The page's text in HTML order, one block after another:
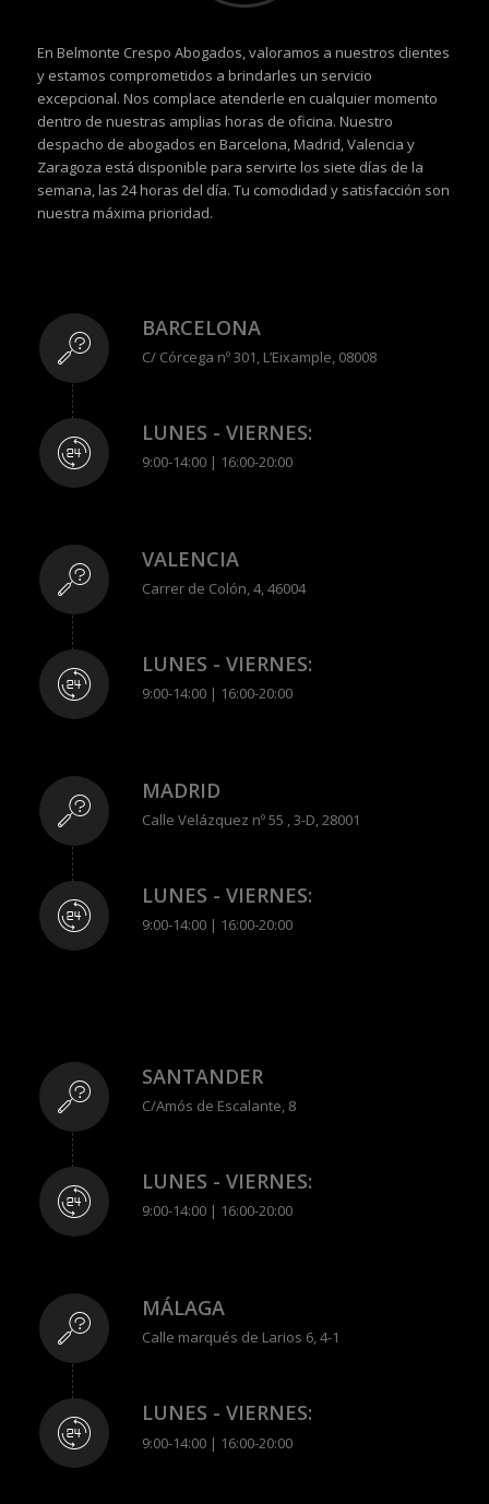
En Belmonte Crespo Abogados, valoramos a nuestros clientes
y estamos comprometidos a brindarles un servicio
excepcional. Nos complace atenderle en cualquier momento
dentro de nuestras amplias horas de oficina. Nuestro
despacho de abogados en Barcelona, Madrid, Valencia y
Zaragoza está disponible para servirte los siete días de la
semana, las 24 horas del día. Tu comodidad y satisfacción son
nuestra máxima prioridad.
BARCELONA
C/ Córcega nº 301, L’Eixample, 08008
LUNES - VIERNES:
9:00-14:00 | 16:00-20:00
VALENCIA
Carrer de Colón, 4, 46004
LUNES - VIERNES:
9:00-14:00 | 16:00-20:00
MADRID
Calle Velázquez nº 55 , 3-D, 28001
LUNES - VIERNES:
9:00-14:00 | 16:00-20:00
SANTANDER
C/Amós de Escalante, 8
LUNES - VIERNES:
9:00-14:00 | 16:00-20:00
MÁLAGA
Calle marqués de Larios 6, 4-1
LUNES - VIERNES:
9:00-14:00 | 16:00-20:00